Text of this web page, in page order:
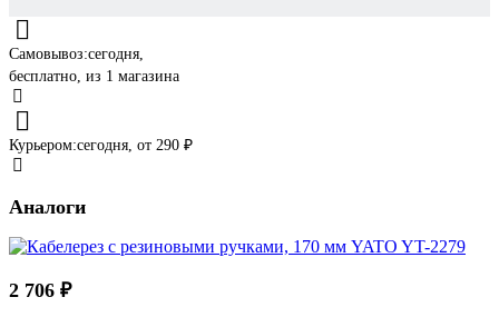
Самовывоз:сегодня,
бесплатно, из 1 магазина
Курьером:сегодня, от 290 ₽
Аналоги
2 706 ₽